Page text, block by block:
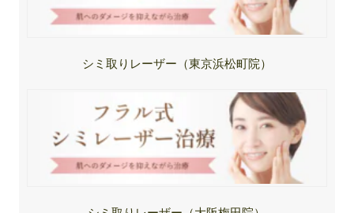
シミ取りレーザー（東京浜松町院）